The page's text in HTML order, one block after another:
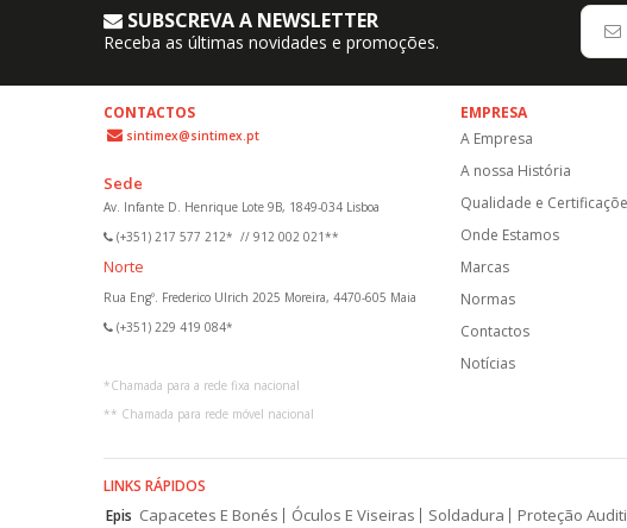
SUBSCREVA A NEWSLETTER
Receba as últimas novidades e promoções.
CONTACTOS
sintimex@sintimex.pt
Sede
Av. Infante D. Henrique Lote 9B, 1849-034 Lisboa
(+351) 217 577 212* // 912 002 021**
Norte
Rua Engº. Frederico Ulrich 2025 Moreira, 4470-605 Maia
(+351) 229 419 084*
*Chamada para a rede fixa nacional
** Chamada para rede móvel nacional
EMPRESA
A Empresa
A nossa História
Qualidade e
Onde Estamos
Marcas
Normas
Contactos
Notícias
LINKS RÁPIDOS
Epis Capacetes E Bonés Óculos E Viseiras Soldadura Proteção